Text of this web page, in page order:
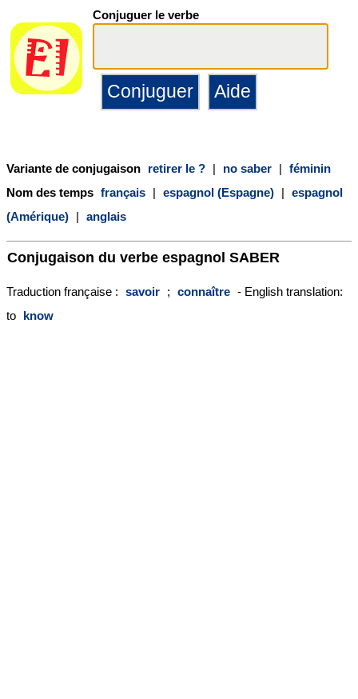
Conjuguer le verbe
Variante de conjugaison retirer le ? | no saber | féminin
Nom des temps français | espagnol (Espagne) | espagnol
(Amérique) | anglais
Conjugaison du verbe espagnol SABER
Traduction française : savoir ; connaître - English translation:
to know